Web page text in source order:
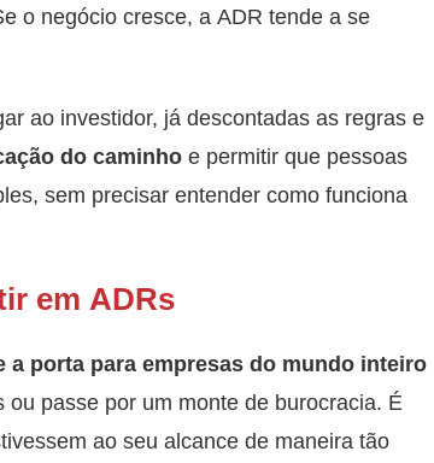
o negócio cresce, a ADR tende a se
ao investidor, já descontadas as regras e
do caminhoe permitir que pessoas
sem precisar entender como funciona
em ADRs
a porta para empresas do mundo inteiro
passe por um monte de burocracia. É
ao seu alcance de maneira tão